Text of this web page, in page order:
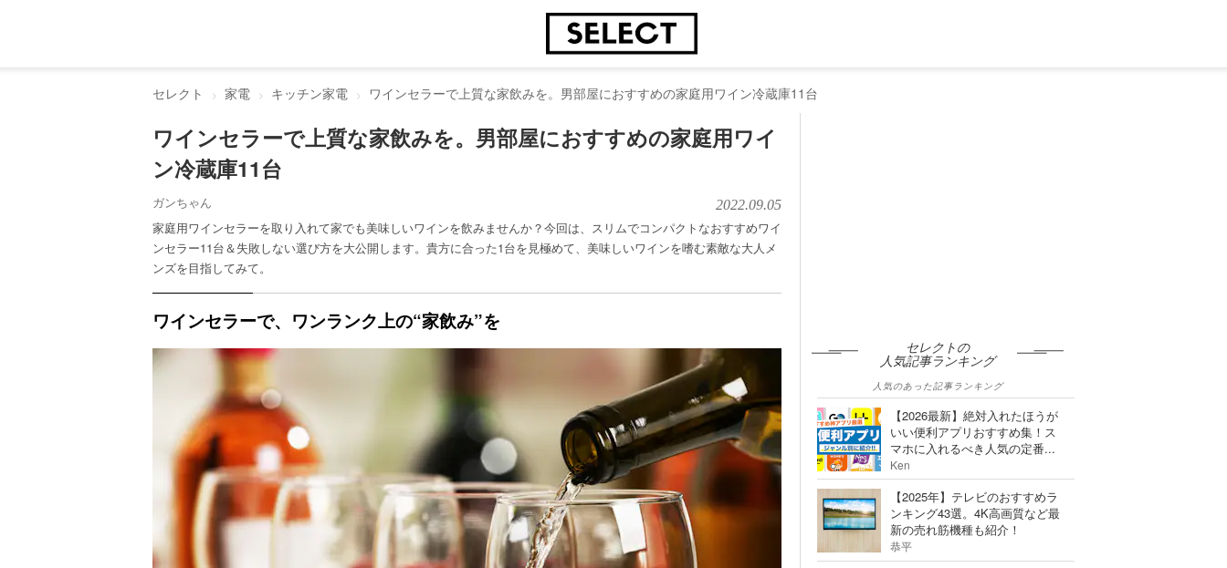
セレクト 家電 キッチン家電 ワインセラーで上質な家飲みを。男部屋におすすめの家庭用ワイン冷蔵庫11台
ワインセラーで上質な家飲みを。男部屋におすすめの家庭用ワイ
ン冷蔵庫11台
ガンちゃん 2022.09.05
家庭用ワインセラーを取り入れて家でも美味しいワインを飲みませんか？今回は、スリムでコンパクトなおすすめワイ
ンセラー11台＆失敗しない選び方を大公開します。貴方に合った1台を見極めて、美味しいワインを嗜む素敵な大人メ
ンズを目指してみて。
ワインセラーで、ワンランク上の“家飲み”を
セレクトの
人気記事ランキング
人気のあった記事ランキング
【2026最新】絶対入れたほうが
いい便利アプリおすすめ集！ス
マホに入れるべき人気の定番...
Ken
【2025年】テレビのおすすめラ
ンキング43選。4K高画質など最
新の売れ筋機種も紹介！
恭平